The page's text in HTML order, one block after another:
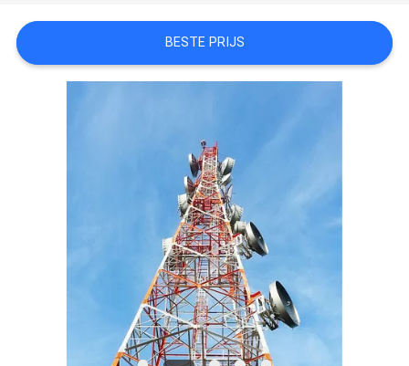
PRIVACY
POLICY
BESTE PRIJS